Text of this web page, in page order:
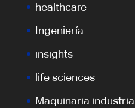
healthcare
Ingeniería
insights
life sciences
Maquinaria